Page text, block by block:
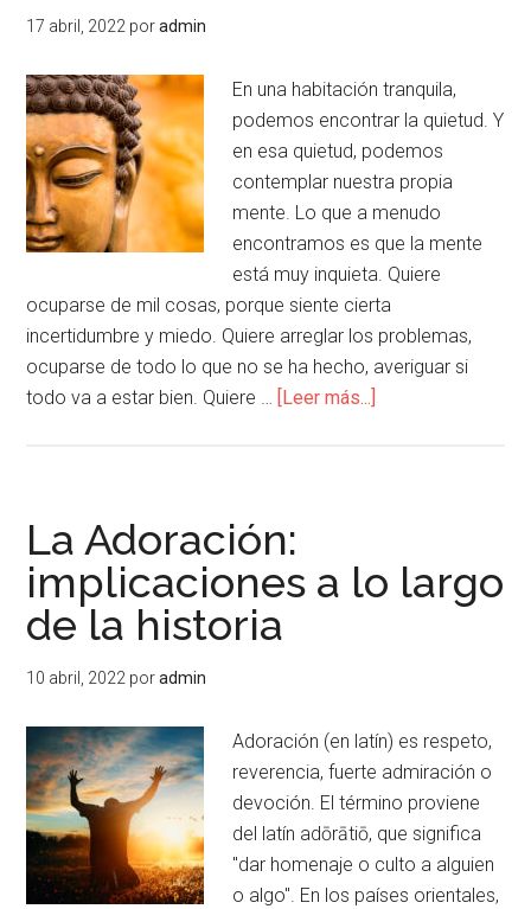
17 abril, 2022 poradmin
En una habitación tranquila,
podemos encontrar la quietud. Y
en esa quietud, podemos
contemplar nuestra propia
mente. Lo que a menudo
encontramos es que la mente
está muy inquieta. Quiere
ocuparse de mil cosas, porque siente cierta
incertidumbre y miedo. Quiere arreglar los problemas,
ocuparse de todo lo que no se ha hecho, averiguar si
todo va a estar bien. Quiere …
[Leer más...]
La Adoración:
implicaciones a lo largo
de la historia
10 abril, 2022 poradmin
Adoración (en latín) es respeto,
reverencia, fuerte admiración o
devoción. El término proviene
del latín adōrātiō, que significa
"dar homenaje o culto a alguien
o algo". En los países orientales,